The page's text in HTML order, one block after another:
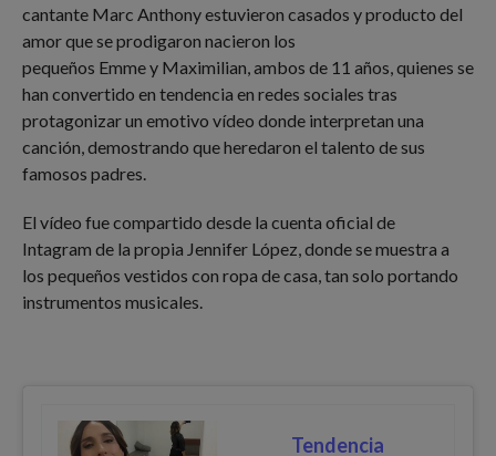
cantante Marc Anthonyestuvieron casados y producto del
amor que se prodigaron nacieron los
pequeños Emme y Maximilian, ambos de 11 años, quienes se
han convertido en tendencia en redes sociales tras
protagonizar un emotivo vídeo donde interpretan una
canción, demostrando que heredaron el talento de sus
famosos padres.
El vídeo fue compartido desde la cuenta oficial de
Intagram de la propia Jennifer López, donde se muestra a
los pequeños vestidos con ropa de casa, tan solo portando
instrumentos musicales.
Tendencia